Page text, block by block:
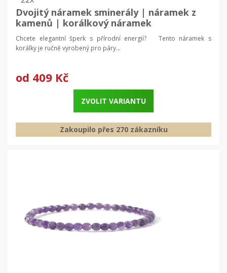
Dvojitý náramek sminerály | náramek z
kamenů | korálkový náramek
Chcete elegantní šperk s přírodní energií? Tento náramek s
korálky je ručně vyrobený pro páry...
od 409 Kč
ZVOLIT VARIANTU
Zakoupilo přes 270 zákazníku